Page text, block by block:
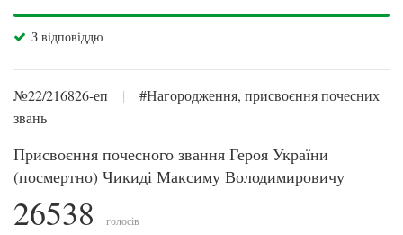
З відповіддю
№22/216826-еп |
#Нагородження, присвоєння почесних
звань
Присвоєння почесного звання Героя України
(посмертно) Чикиді Максиму Володимировичу
26538 голосів